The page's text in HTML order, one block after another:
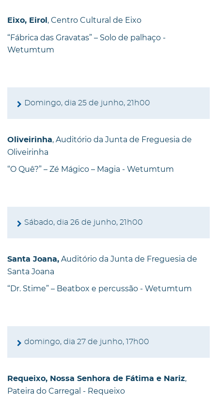
Eixo, Eirol, Centro Cultural de Eixo
“Fábrica das Gravatas” – Solo de palhaço -
Wetumtum
Domingo, dia 25 de junho, 21h00
Oliveirinha, Auditório da Junta de Freguesia de
Oliveirinha
“O Quê?” – Zé Mágico – Magia - Wetumtum
Sábado, dia 26 de junho, 21h00
Santa Joana, Auditório da Junta de Freguesia de
Santa Joana
“Dr. Stime” – Beatbox e percussão - Wetumtum
domingo, dia 27 de junho, 17h00
Requeixo, Nossa Senhora de Fátima e Nariz,
Pateira do Carregal - Requeixo